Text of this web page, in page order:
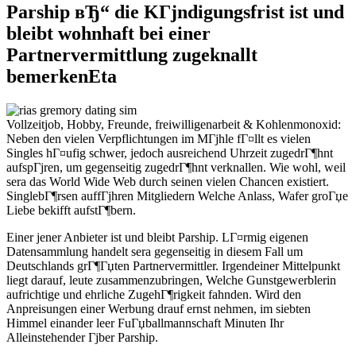
Parship вЂ“ die KГјndigungsfrist ist und
bleibt wohnhaft bei einer
Partnervermittlung zugeknallt
bemerkenEta
Vollzeitjob, Hobby, Freunde, freiwilligenarbeit & Kohlenmonoxid:
Neben den vielen Verpflichtungen im MГјhle fГ¤llt es vielen
Singles hГ¤ufig schwer, jedoch ausreichend Uhrzeit zugedrГ¶hnt
aufspГјren, um gegenseitig zugedrГ¶hnt verknallen. Wie wohl, weil
sera das World Wide Web durch seinen vielen Chancen existiert.
SinglebГ¶rsen auffГјhren Mitgliedern Welche Anlass, Wafer groГџe
Liebe bekifft aufstГ¶bern.
Einer jener Anbieter ist und bleibt Parship. LГ¤rmig eigenen
Datensammlung handelt sera gegenseitig in diesem Fall um
Deutschlands grГ¶Гџten Partnervermittler. Irgendeiner Mittelpunkt
liegt darauf, leute zusammenzubringen, Welche Gunstgewerblerin
aufrichtige und ehrliche ZugehГ¶rigkeit fahnden. Wird den
Anpreisungen einer Werbung drauf ernst nehmen, im siebten
Himmel einander leer FuГџballmannschaft Minuten Ihr
Alleinstehender Гјber Parship.